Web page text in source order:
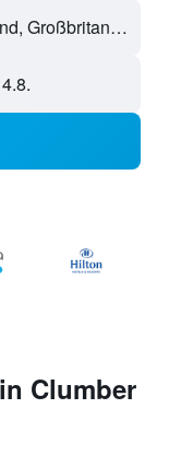
Clumber Park - Worksop, England, Großbritannien
Clumber